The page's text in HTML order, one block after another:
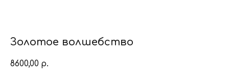
Золотое волшебство
8600,00 р.